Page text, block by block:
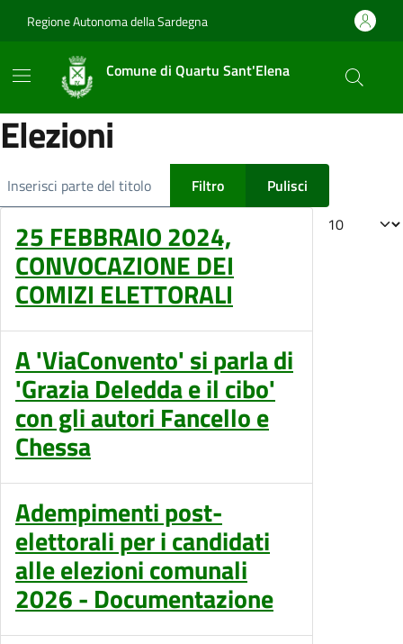
Regione Autonoma della Sardegna
Comune di Quartu Sant'Elena
Elezioni
Filtro
Pulisci
Visualizza #
25 FEBBRAIO 2024,
CONVOCAZIONE DEI
COMIZI ELETTORALI
A 'ViaConvento' si parla di
'Grazia Deledda e il cibo'
con gli autori Fancello e
Chessa
Adempimenti post-
elettorali per i candidati
alle elezioni comunali
2026 - Documentazione